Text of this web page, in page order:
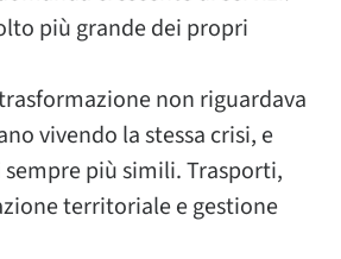
più grande dei propri
non riguardava
vivendo la stessa crisi, e
più simili. Trasporti,
territoriale e gestione